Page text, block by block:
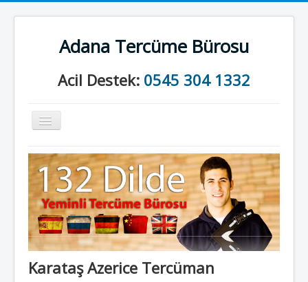
Adana Tercüme Bürosu
Acil Destek: 0545 304 1332
Gezinme
geçişini
Anasayfa
Kurumsal
Neler Yapıyoruz?
İletişim
Karataş Azerice Tercüman